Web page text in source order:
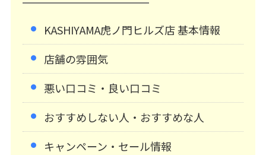
KASHIYAMA虎ノ門ヒルズ店 基本情報
店舗の雰囲気
悪い口コミ・良い口コミ
おすすめしない人・おすすめな人
キャンペーン・セール情報